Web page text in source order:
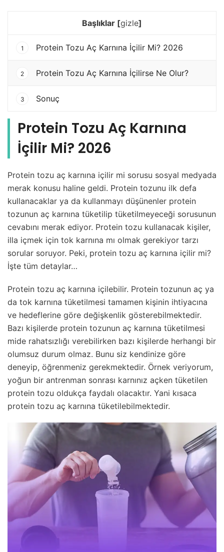
Başlıklar [gizle]
1 Protein Tozu Aç Karnına İçilir Mi? 2026
2 Protein Tozu Aç Karnına İçilirse Ne Olur?
3 Sonuç
Protein Tozu Aç Karnına
İçilir Mi? 2026
Protein tozu aç karnına içilir mi sorusu sosyal medyada
merak konusu haline geldi. Protein tozunu ilk defa
kullanacaklar ya da kullanmayı düşünenler protein
tozunun aç karnına tüketilip tüketilmeyeceği sorusunun
cevabını merak ediyor. Protein tozu kullanacak kişiler,
illa içmek için tok karnına mı olmak gerekiyor tarzı
sorular soruyor. Peki, protein tozu aç karnına içilir mi?
İşte tüm detaylar…
Protein tozu aç karnına içilebilir. Protein tozunun aç ya
da tok karnına tüketilmesi tamamen kişinin ihtiyacına
ve hedeflerine göre değişkenlik gösterebilmektedir.
Bazı kişilerde protein tozunun aç karnına tüketilmesi
mide rahatsızlığı verebilirken bazı kişilerde herhangi bir
olumsuz durum olmaz. Bunu siz kendinize göre
deneyip, öğrenmeniz gerekmektedir. Örnek veriyorum,
yoğun bir antrenman sonrası karnınız açken tüketilen
protein tozu oldukça faydalı olacaktır. Yani kısaca
protein tozu aç karnına tüketilebilmektedir.